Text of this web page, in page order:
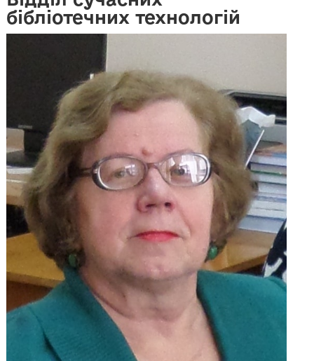
бібліотечних технологій